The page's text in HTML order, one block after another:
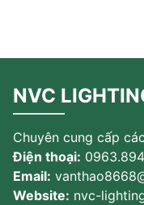
NVC
Chuyên cung cấp
Điện thoại:
Email:
Website: nvc-